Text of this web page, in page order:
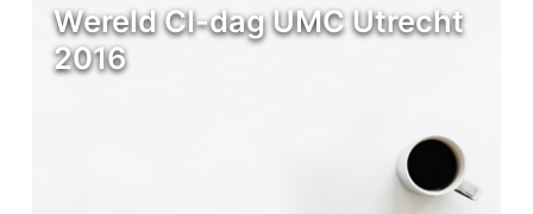
Wereld CI-dag UMC Utrecht
2016